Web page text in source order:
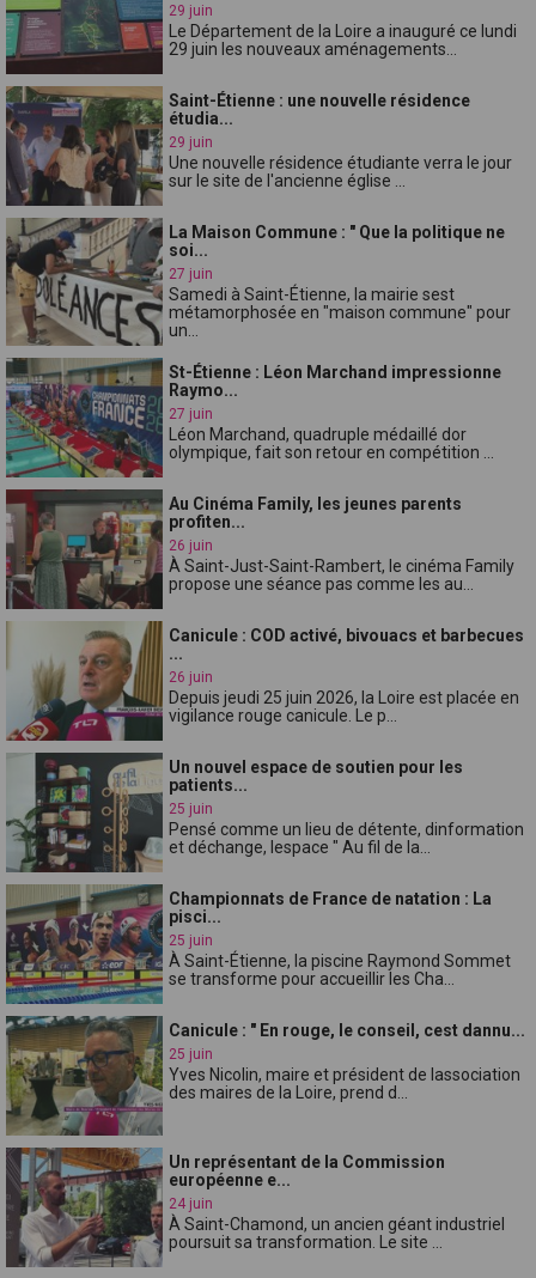
29 juin
Le Département de la Loire a inauguré ce lundi
29 juin les nouveaux aménagements...
Saint-Étienne : une nouvelle résidence
étudia...
29 juin
Une nouvelle résidence étudiante verra le jour
sur le site de l'ancienne église ...
La Maison Commune : " Que la politique ne
soi...
27 juin
Samedi à Saint-Étienne, la mairie sest
métamorphosée en "maison commune" pour
un...
St-Étienne : Léon Marchand impressionne
Raymo...
27 juin
Léon Marchand, quadruple médaillé dor
olympique, fait son retour en compétition ...
Au Cinéma Family, les jeunes parents
profiten...
26 juin
À Saint-Just-Saint-Rambert, le cinéma Family
propose une séance pas comme les au...
Canicule : COD activé, bivouacs et barbecues
...
26 juin
Depuis jeudi 25 juin 2026, la Loire est placée en
vigilance rouge canicule. Le p...
Un nouvel espace de soutien pour les
patients...
25 juin
Pensé comme un lieu de détente, dinformation
et déchange, lespace " Au fil de la...
Championnats de France de natation : La
pisci...
25 juin
À Saint-Étienne, la piscine Raymond Sommet
se transforme pour accueillir les Cha...
Canicule : " En rouge, le conseil, cest dannu...
25 juin
Yves Nicolin, maire et président de lassociation
des maires de la Loire, prend d...
Un représentant de la Commission
européenne e...
24 juin
À Saint-Chamond, un ancien géant industriel
poursuit sa transformation. Le site ...